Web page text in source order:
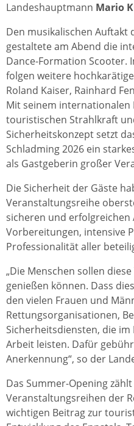
Landeshauptmann Mario
Den musikalischen Auftakt
gestaltete am Abend die
Dance-Formation Scooter.
folgen weitere
Roland Kaiser, Rainhard
Mit seinem internationalen
touristischen Strahlkraft
Sicherheitskonzept setzt
Schladming 2026 ein
als Gastgeberin großer
Die Sicherheit der Gäste
Veranstaltungsreihe
sicheren und
Vorbereitungen, intensive
Professionalität aller
„Die Menschen sollen
genießen können. Dass
den vielen Frauen und
Rettungsorganisationen,
Sicherheitsdiensten, die
Arbeit leisten. Dafür
Anerkennung“, so der
Das Summer-Opening
Veranstaltungsreihen der
wichtigen Beitrag zur